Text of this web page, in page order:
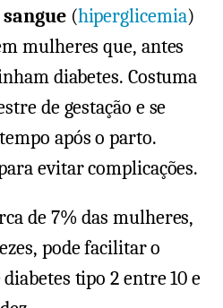
(hiperglicemia)
mulheres que, antes
diabetes. Costuma
de gestação e se
após o parto.
evitar complicações.
de 7% das mulheres,
pode facilitar o
tipo 2 entre 10 e